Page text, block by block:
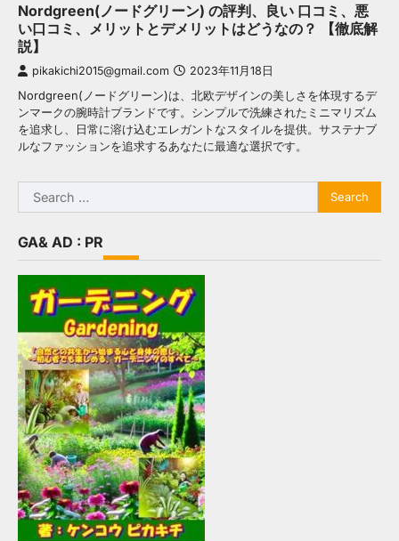
Nordgreen(ノードグリーン) の評判、良い 口コミ、悪
い口コミ、メリットとデメリットはどうなの？ 【徹底解
説】
pikakichi2015@gmail.com 2023年11月18日
Nordgreen(ノードグリーン)は、北欧デザインの美しさを体現するデ
ンマークの腕時計ブランドです。シンプルで洗練されたミニマリズム
を追求し、日常に溶け込むエレガントなスタイルを提供。サステナブ
ルなファッションを追求するあなたに最適な選択です。
Search
for:
GA& AD : PR